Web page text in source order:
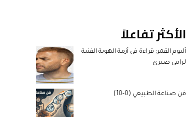
الأكثر تفاعلاً
ألبوم القمر: قراءة في أزمة الهوية الفنية
لرامي صبري
فن صناعة الطبيعي (0-10)